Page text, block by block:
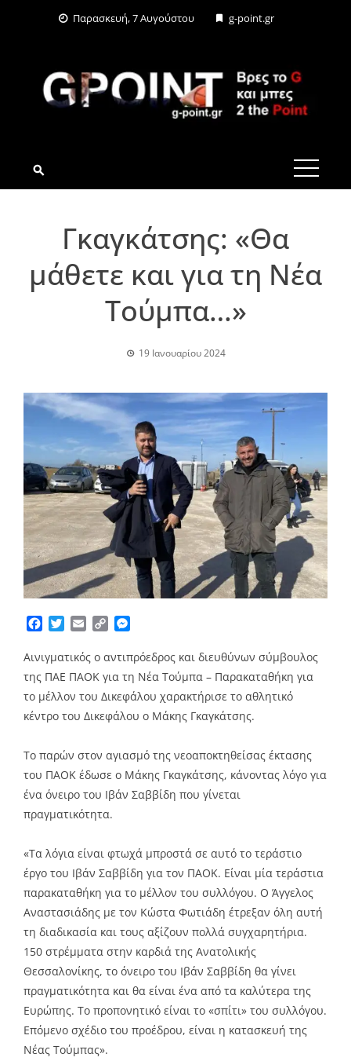
Παρασκευή, 7 Αυγούστου g-point.gr
G-POINT.GR
Γκαγκάτσης: «Θα
μάθετε και για τη Νέα
Τούμπα…»
19 Ιανουαρίου 2024
Facebook
TwitterEmailCopy
Αινιγματικός ο αντιπρόεδρος και διευθύνων σύμβουλος
της ΠΑΕ ΠΑΟΚ για τη Νέα Τούμπα – Παρακαταθήκη για
το μέλλον του Δικεφάλου χαρακτήρισε το αθλητικό
κέντρο του Δικεφάλου ο Μάκης Γκαγκάτσης.
Το παρών στον αγιασμό της νεοαποκτηθείσας έκτασης
του ΠΑΟΚ έδωσε ο Μάκης Γκαγκάτσης, κάνοντας λόγο για
ένα όνειρο του Ιβάν Σαββίδη που γίνεται
πραγματικότητα.
«Τα λόγια είναι φτωχά μπροστά σε αυτό το τεράστιο
έργο του Ιβάν Σαββίδη για τον ΠΑΟΚ. Είναι μία τεράστια
παρακαταθήκη για το μέλλον του συλλόγου. Ο Άγγελος
Αναστασιάδης με τον Κώστα Φωτιάδη έτρεξαν όλη αυτή
τη διαδικασία και τους αξίζουν πολλά συγχαρητήρια.
150 στρέμματα στην καρδιά της Ανατολικής
Θεσσαλονίκης, το όνειρο του Ιβάν Σαββίδη θα γίνει
πραγματικότητα και θα είναι ένα από τα καλύτερα της
Ευρώπης. Το προπονητικό είναι το «σπίτι» του συλλόγου.
Επόμενο σχέδιο του προέδρου, είναι η κατασκευή της
Νέας Τούμπας».